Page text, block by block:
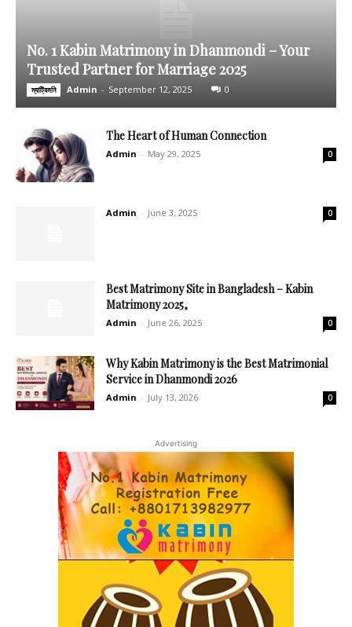
No. 1 Kabin Matrimony in Dhanmondi – Your
Trusted Partner for Marriage 2025
ম্যাট্রিমনি Admin - September 12, 2025 0
The Heart of Human Connection
Admin - May 29, 2025 0
Admin - June 3, 2025 0
Best Matrimony Site in Bangladesh – Kabin
Matrimony 2025,
Admin - June 26, 2025 0
Why Kabin Matrimony is the Best Matrimonial
Service in Dhanmondi 2026
Admin - July 13, 2026 0
Advertising